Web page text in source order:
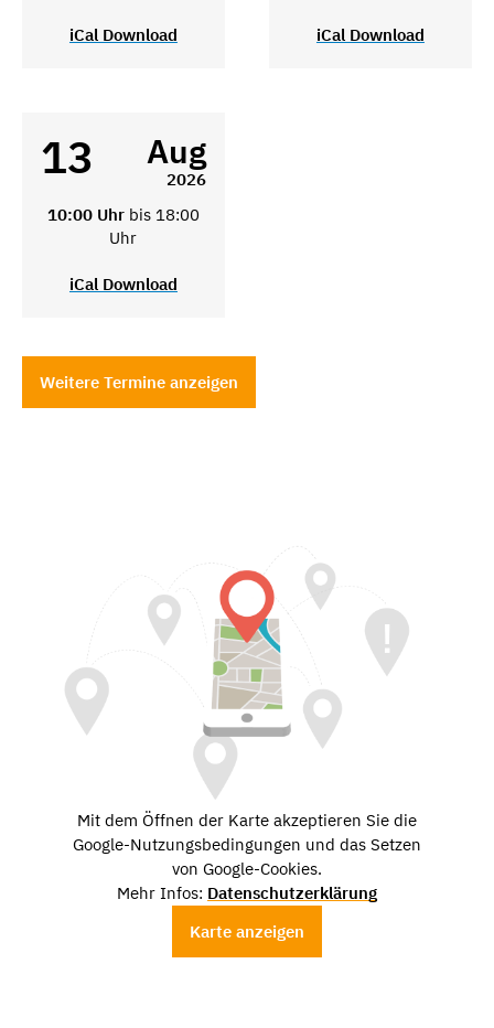
iCal Download iCal Download
13 Aug
2026
10:00 Uhr bis 18:00
Uhr
iCal Download
Weitere Termine anzeigen
Mit dem Öffnen der Karte akzeptieren Sie die
Google-Nutzungsbedingungen und das Setzen
von Google-Cookies.
Mehr Infos: Datenschutzerklärung
Karte anzeigen